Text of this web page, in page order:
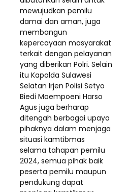
mewujudkan pemilu
damai dan aman, juga
membangun
kepercayaan masyarakat
terkait dengan pelayanan
yang diberikan Polri. Selain
itu Kapolda Sulawesi
Selatan Irjen Polisi Setyo
Biedi Moempoeni Harso
Agus juga berharap
ditengah berbagai upaya
pihaknya dalam menjaga
situasi kamtibmas
selama tahapan pemilu
2024, semua pihak baik
peserta pemilu maupun
pendukung dapat